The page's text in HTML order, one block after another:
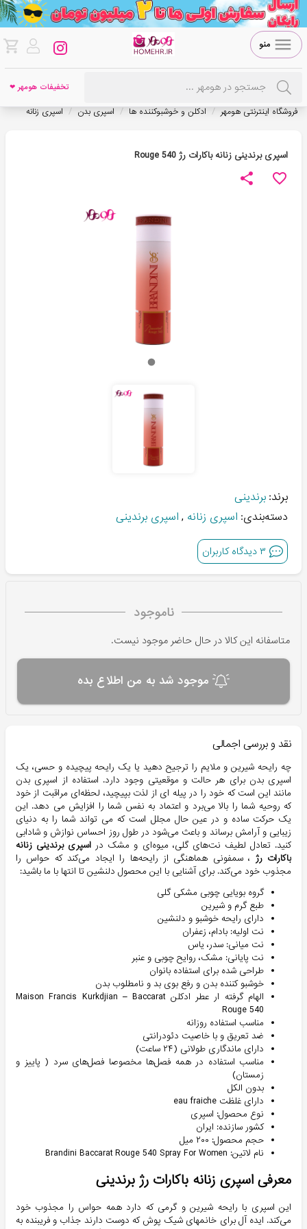
منو
تخفیفات هومهر ❤
فروشگاه اینترنتی هومهر / ادکلن و خوشبوکننده ها / اسپری بدن / اسپری زنانه
اسپری برندینی زنانه باکارات رژ Rouge 540
برند: برندینی
دسته‌بندی: اسپری زنانه , اسپری برندینی
۳دیدگاه کاربران
ناموجود
متاسفانه این کالا در حال حاضر موجود نیست.
موجود شد به من اطلاع بده
نقد و بررسی اجمالی
چه رایحه شیرین و ملایم را ترجیح دهید یا یک رایحه پیچیده و حسی، یک
اسپری بدن برای هر حالت و موقعیتی وجود دارد. استفاده از اسپری بدن
مانند این است که خود را در پیله ای از لذت بپیچید، لحظه‌ای مراقبت از خود
که روحیه شما را بالا می‌برد و اعتماد به نفس شما را افزایش می دهد. این
یک حرکت ساده و در عین حال مجلل است که می تواند شما را به دنیای
زیبایی و آرامش برساند و باعث می‌شود در طول روز احساس نوازش و شادابی
کنید. تعادل لطیف نت‌های گلی، میوه‌ای و مشک در اسپری برندینی زنانه
باکارات رژ ، سمفونی هماهنگی از رایحه‌ها را ایجاد می‌کند که حواس را
مجذوب خود می‌کند. برای آشنایی با این محصول دلنشین تا انتها با ما باشید:
گروه بویایی چوبی مشکی گلی
طبع گرم و شیرین
دارای رایحه خوشبو و دلنشین
نت اولیه: بادام، زعفران
نت میانی: سدر، یاس
نت پایانی: مشک، روایح چوبی و عنبر
طراحی شده برای استفاده بانوان
خوشبو کننده بدن و رفع بوی بد و نامطلوب بدن
الهام گرفته ار عطر ادکلن Maison Francis Kurkdjian – Baccarat
Rouge 540
مناسب استفاده روزانه
ضد تعریق و با خاصیت دئودرانتی
دارای ماندگاری طولانی (۲۴ ساعت)
مناسب استفاده در همه فصل‌ها مخصوصا فصل‌های سرد ( پاییز و
زمستان)
بدون الکل
دارای غلظت eau fraiche
نوع محصول: اسپری
کشور سازنده: ایران
حجم محصول: ۲۰۰ میل
نام لاتین: Brandini Baccarat Rouge 540 Spray For Women
معرفی اسپری زنانه باکارات رژ برندینی
این اسپری با رایحه شیرین و گرمی که دارد همه حواس را مجذوب خود
می‌کند. ایده آل برای خانمهای شیک پوش که دوست دارند جذاب و فریبنده به